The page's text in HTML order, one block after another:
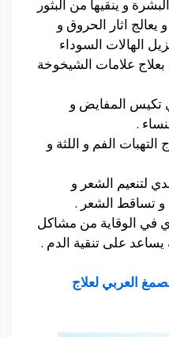
و ينقيها من البثور
يعالج اثار الحروق و
الهالات السوداء
علامات الشيخوخة
تكيس المفايض و
.
الفم و اللثة و
لتنعيم الشعر و
و تساقط الشعر .
في الوقاية من مشاكل
يساعد على تنقية الدم .
العربي لعلاج